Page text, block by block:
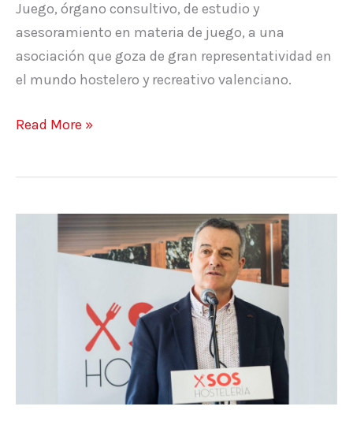
Juego, órgano consultivo, de estudio y
asesoramiento en materia de juego, a una
asociación que goza de gran representatividad en
el mundo hostelero y recreativo valenciano.
Comunitat
Valenciana
Read More »
Hostelería
restricciones